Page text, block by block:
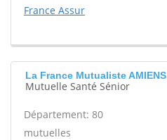
France Assur
La France Mutualiste AMIENS
Mutuelle Santé Sénior
Département: 80
mutuelles